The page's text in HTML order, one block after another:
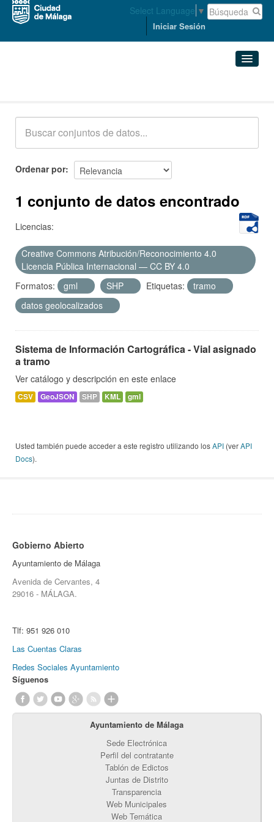
Select Language ▼
Iniciar Sesión
Acerca de
Ordenar por
1 conjunto de datos encontrado
Licencias:
Creative Commons Atribución/Reconocimiento 4.0
Licencia Pública Internacional — CC BY 4.0
Formatos:
gml SHP Etiquetas:
tramo
datos geolocalizados
Sistema de Información Cartográfica - Vial asignado
a tramo
Ver catálogo y descripción en este enlace
CSV GeoJSON SHP KML gml
Usted también puede acceder a este registro utilizando losAPI (verAPI
Docs).
Gobierno Abierto
Ayuntamiento de Málaga
Avenida de Cervantes, 4
29016 - MÁLAGA.
Tlf: 951 926 010
Las Cuentas Claras
Redes Sociales Ayuntamiento
Síguenos
Ayuntamiento de Málaga
Sede Electrónica
Perfil del contratante
Tablón de Edictos
Juntas de Distrito
Transparencia
Web Municipales
Web Temática